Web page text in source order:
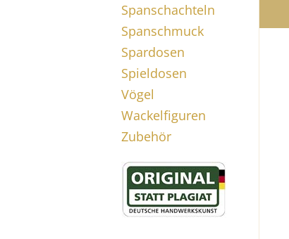
Spanschachteln
Spanschmuck
Spardosen
Spieldosen
Vögel
Wackelfiguren
Zubehör